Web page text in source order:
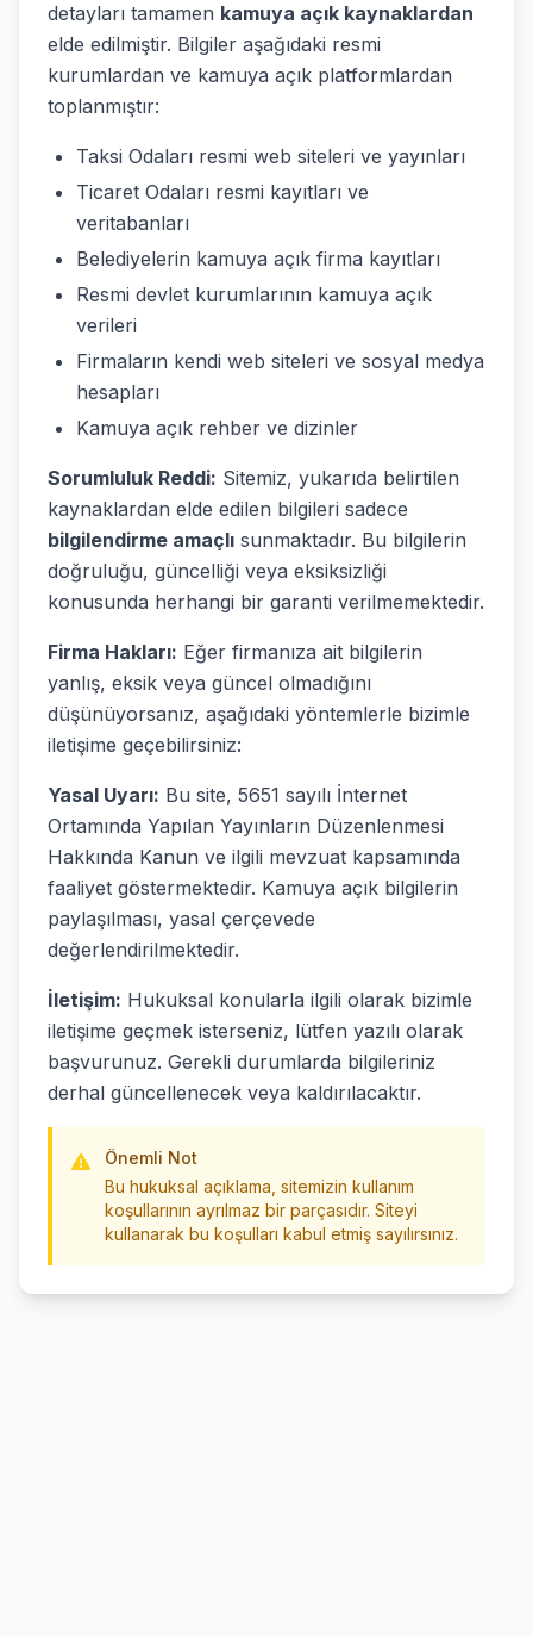
detayları tamamen kamuya açık kaynaklardan
elde edilmiştir. Bilgiler aşağıdaki resmi
kurumlardan ve kamuya açık platformlardan
toplanmıştır:
Taksi Odaları resmi web siteleri ve yayınları
Ticaret Odaları resmi kayıtları ve
veritabanları
Belediyelerin kamuya açık firma kayıtları
Resmi devlet kurumlarının kamuya açık
verileri
Firmaların kendi web siteleri ve sosyal medya
hesapları
Kamuya açık rehber ve dizinler
Sorumluluk Reddi: Sitemiz, yukarıda belirtilen
kaynaklardan elde edilen bilgileri sadece
bilgilendirme amaçlı sunmaktadır. Bu bilgilerin
doğruluğu, güncelliği veya eksiksizliği
konusunda herhangi bir garanti verilmemektedir.
Firma Hakları: Eğer firmanıza ait bilgilerin
yanlış, eksik veya güncel olmadığını
düşünüyorsanız, aşağıdaki yöntemlerle bizimle
iletişime geçebilirsiniz:
Yasal Uyarı: Bu site, 5651 sayılı İnternet
Ortamında Yapılan Yayınların Düzenlenmesi
Hakkında Kanun ve ilgili mevzuat kapsamında
faaliyet göstermektedir. Kamuya açık bilgilerin
paylaşılması, yasal çerçevede
değerlendirilmektedir.
İletişim: Hukuksal konularla ilgili olarak bizimle
iletişime geçmek isterseniz, lütfen yazılı olarak
başvurunuz. Gerekli durumlarda bilgileriniz
derhal güncellenecek veya kaldırılacaktır.
Önemli Not
Bu hukuksal açıklama, sitemizin kullanım
koşullarının ayrılmaz bir parçasıdır. Siteyi
kullanarak bu koşulları kabul etmiş sayılırsınız.